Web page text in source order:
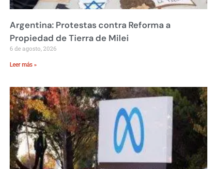
Argentina: Protestas contra Reforma a
Propiedad de Tierra de Milei
6 de agosto, 2026
Leer más »